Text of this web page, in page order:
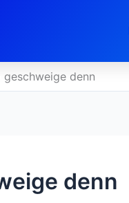
geschweige denn
denn